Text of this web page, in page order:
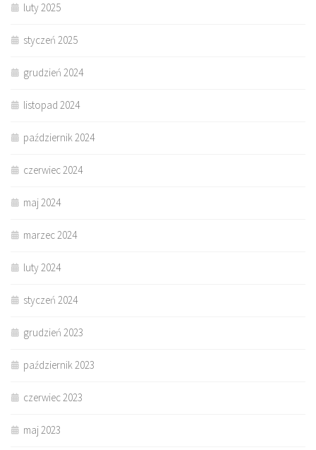
luty 2025
styczeń 2025
grudzień 2024
listopad 2024
październik 2024
czerwiec 2024
maj 2024
marzec 2024
luty 2024
styczeń 2024
grudzień 2023
październik 2023
czerwiec 2023
maj 2023